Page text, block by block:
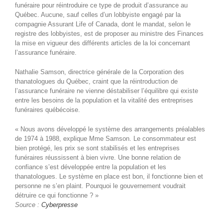
funéraire pour réintroduire ce type de produit d’assurance au
Québec. Aucune, sauf celles d’un lobbyiste engagé par la
compagnie Assurant Life of Canada, dont le mandat, selon le
registre des lobbyistes, est de proposer au ministre des Finances
la mise en vigueur des différents articles de la loi concernant
l’assurance funéraire.
Nathalie Samson, directrice générale de la Corporation des
thanatologues du Québec, craint que la réintroduction de
l’assurance funéraire ne vienne déstabiliser l’équilibre qui existe
entre les besoins de la population et la vitalité des entreprises
funéraires québécoise.
« Nous avons développé le système des arrangements préalables
de 1974 à 1988, explique Mme Samson. Le consommateur est
bien protégé, les prix se sont stabilisés et les entreprises
funéraires réussissent à bien vivre. Une bonne relation de
confiance s’est développée entre la population et les
thanatologues. Le système en place est bon, il fonctionne bien et
personne ne s’en plaint. Pourquoi le gouvernement voudrait
détruire ce qui fonctionne ? »
Source : Cyberpresse